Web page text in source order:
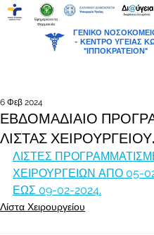
ΓΕΝΙΚΟ
- ΚΕΝΤΡΟ ΥΓΕΙΑΣ
"ΙΠΠΟΚΡΑΤΕΙΟΝ"
Εφημερεύοντα
Φαρμακεία
ΕΒΔΟΜΑΔΙΑΙΟ
ΛΙΣΤΑΣ ΧΕΙΡΟΥΡΓΕΙΟΥ.
6 Φεβ 2024
ΛΙΣΤΕΣ
ΧΕΙΡΟΥΡΓΕΙΩΝ ΑΠΟ 05-
ΕΩΣ 09-02-2024.
Λίστα Χειρουργείου